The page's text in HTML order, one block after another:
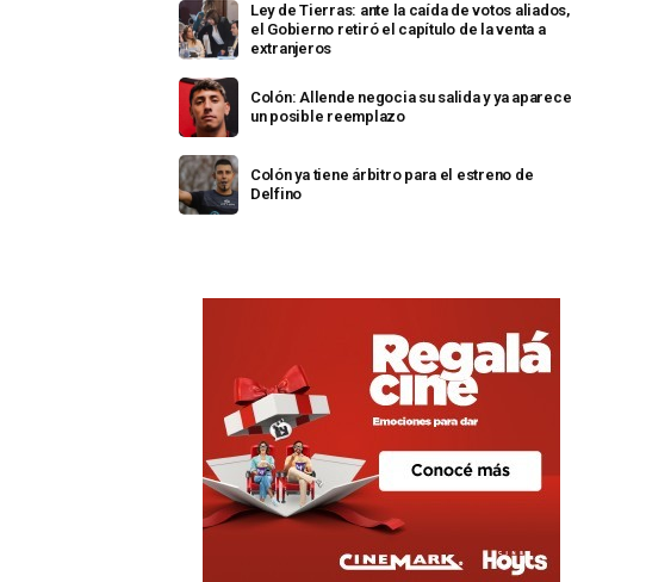
Ley de Tierras: ante la caída de votos aliados,
el Gobierno retiró el capítulo de la venta a
extranjeros
Colón: Allende negocia su salida y ya aparece
un posible reemplazo
Colón ya tiene árbitro para el estreno de
Delfino